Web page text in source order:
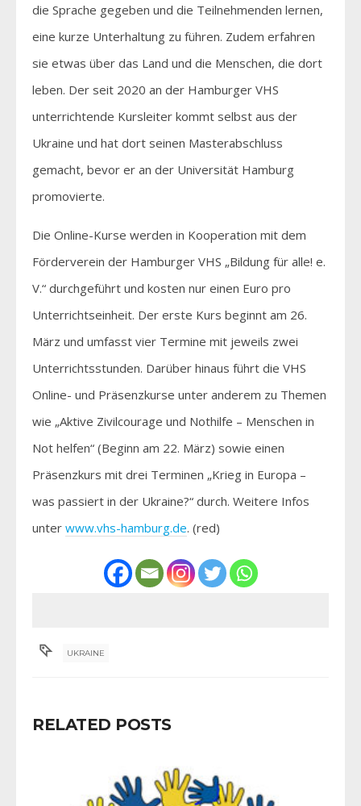
die Sprache gegeben und die Teilnehmenden lernen,
eine kurze Unterhaltung zu führen. Zudem erfahren
sie etwas über das Land und die Menschen, die dort
leben. Der seit 2020 an der Hamburger VHS
unterrichtende Kursleiter kommt selbst aus der
Ukraine und hat dort seinen Masterabschluss
gemacht, bevor er an der Universität Hamburg
promovierte.
Die Online-Kurse werden in Kooperation mit dem
Förderverein der Hamburger VHS „Bildung für alle! e.
V.“ durchgeführt und kosten nur einen Euro pro
Unterrichtseinheit. Der erste Kurs beginnt am 26.
März und umfasst vier Termine mit jeweils zwei
Unterrichtsstunden. Darüber hinaus führt die VHS
Online- und Präsenzkurse unter anderem zu Themen
wie „Aktive Zivilcourage und Nothilfe – Menschen in
Not helfen“ (Beginn am 22. März) sowie einen
Präsenzkurs mit drei Terminen „Krieg in Europa –
was passiert in der Ukraine?“ durch. Weitere Infos
unter www.vhs-hamburg.de. (red)
UKRAINE
RELATED POSTS